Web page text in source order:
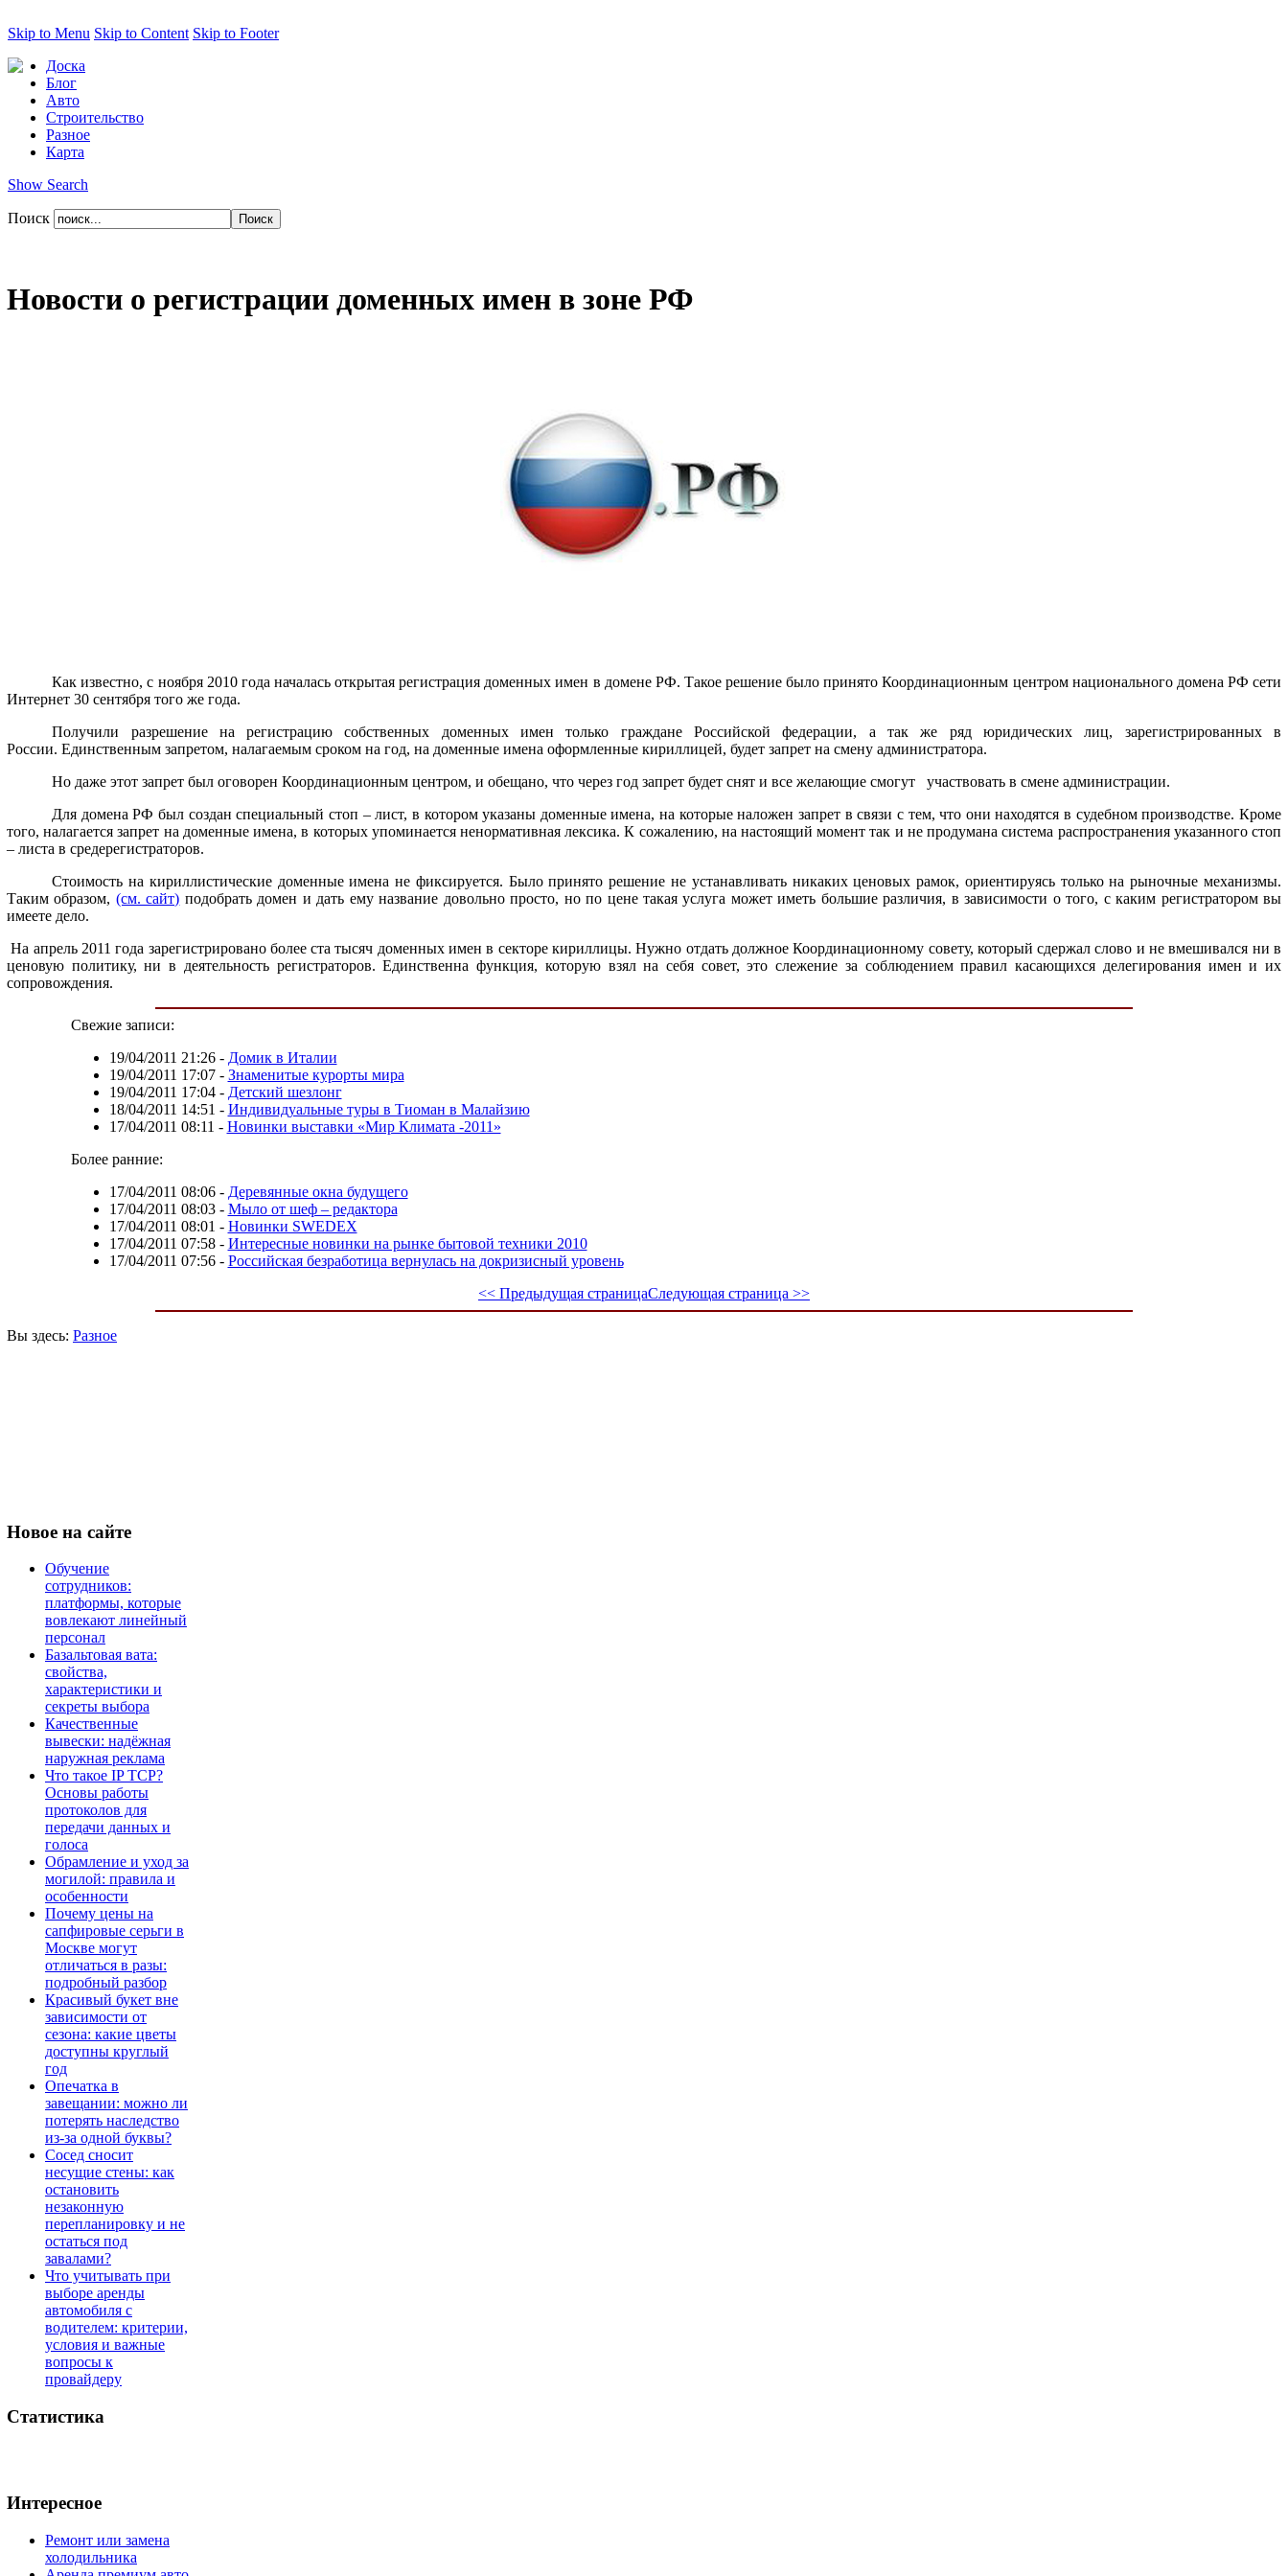
Skip to Menu Skip to Content Skip to Footer
Доска
Блог
Авто
Строительство
Разное
Карта
Show Search
Поиск
Новости о регистрации доменных имен в зоне РФ
Как известно, с ноября 2010 года началась открытая регистрация доменных имен в домене РФ. Такое решение было принято Координационным центром национального домена РФ сети
Интернет 30 сентября того же года.
Получили разрешение на регистрацию собственных доменных имен только граждане Российской федерации, а так же ряд юридических лиц, зарегистрированных в
России. Единственным запретом, налагаемым сроком на год, на доменные имена оформленные кириллицей, будет запрет на смену администратора.
Но даже этот запрет был оговорен Координационным центром, и обещано, что через год запрет будет снят и все желающие смогут участвовать в смене администрации.
Для домена РФ был создан специальный стоп – лист, в котором указаны доменные имена, на которые наложен запрет в связи с тем, что они находятся в судебном производстве. Кроме
того, налагается запрет на доменные имена, в которых упоминается ненормативная лексика. К сожалению, на настоящий момент так и не продумана система распространения указанного стоп
– листа в средерегистраторов.
Стоимость на кириллистические доменные имена не фиксируется. Было принято решение не устанавливать никаких ценовых рамок, ориентируясь только на рыночные механизмы.
Таким образом, (см. сайт) подобрать домен и дать ему название довольно просто, но по цене такая услуга может иметь большие различия, в зависимости о того, с каким регистратором вы
имеете дело.
На апрель 2011 года зарегистрировано более ста тысяч доменных имен в секторе кириллицы. Нужно отдать должное Координационному совету, который сдержал слово и не вмешивался ни в
ценовую политику, ни в деятельность регистраторов. Единственна функция, которую взял на себя совет, это слежение за соблюдением правил касающихся делегирования имен и их
сопровождения.
Свежие записи:
19/04/2011 21:26- Домик в Италии
19/04/2011 17:07- Знаменитые курорты мира
19/04/2011 17:04- Детский шезлонг
18/04/2011 14:51 - Индивидуальные туры в Тиоман в Малайзию
17/04/2011 08:11 - Новинки выставки «Мир Климата -2011»
Более ранние:
17/04/2011 08:06- Деревянные окна будущего
17/04/2011 08:03- Мыло от шеф – редактора
17/04/2011 08:01 - Новинки SWEDEX
17/04/2011 07:58- Интересные новинки на рынке бытовой техники 2010
17/04/2011 07:56- Российская безработица вернулась на докризисный уровень
<< Предыдущая страницаСледующая страница >>
Вы здесь: Разное
Новое на сайте
Обучение
сотрудников:
платформы, которые
вовлекают линейный
персонал
Базальтовая вата:
свойства,
характеристики и
секреты выбора
Качественные
вывески: надёжная
наружная реклама
Что такое IP TCP?
Основы работы
протоколов для
передачи данных и
голоса
Обрамление и уход за
могилой: правила и
особенности
Почему цены на
сапфировые серьги в
Москве могут
отличаться в разы:
подробный разбор
Красивый букет вне
зависимости от
сезона: какие цветы
доступны круглый
год
Опечатка в
завещании: можно ли
потерять наследство
из-за одной буквы?
Сосед сносит
несущие стены: как
остановить
незаконную
перепланировку и не
остаться под
завалами?
Что учитывать при
выборе аренды
автомобиля с
водителем: критерии,
условия и важные
вопросы к
провайдеру
Статистика
Интересное
Ремонт или замена
холодильника